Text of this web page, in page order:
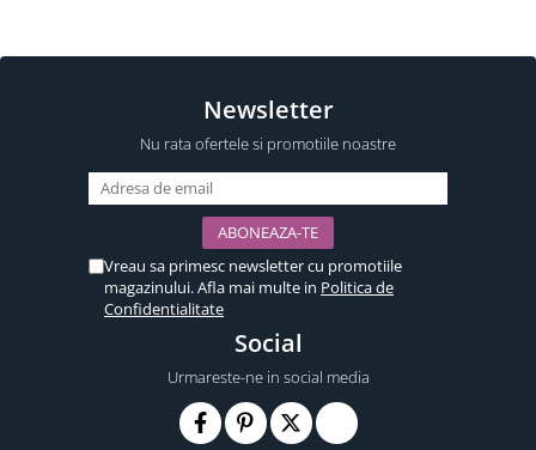
Newsletter
Nu rata ofertele si promotiile noastre
Vreau sa primesc newsletter cu promotiile
magazinului. Afla mai multe in Politica de
Confidentialitate
Social
Urmareste-ne in social media